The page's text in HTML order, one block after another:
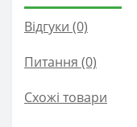
Відгуки (0)
Питання (0)
Схожі товари